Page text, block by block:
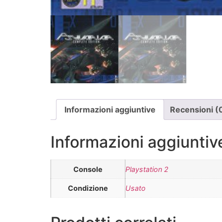
Informazioni aggiuntive Recensioni
Informazioni
Console Playstation 2
Condizione Usato